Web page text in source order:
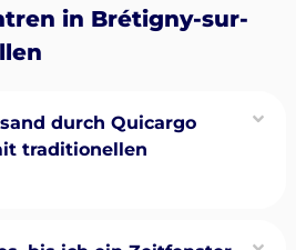
in Brétigny-sur-
durch Quicargo
traditionellen